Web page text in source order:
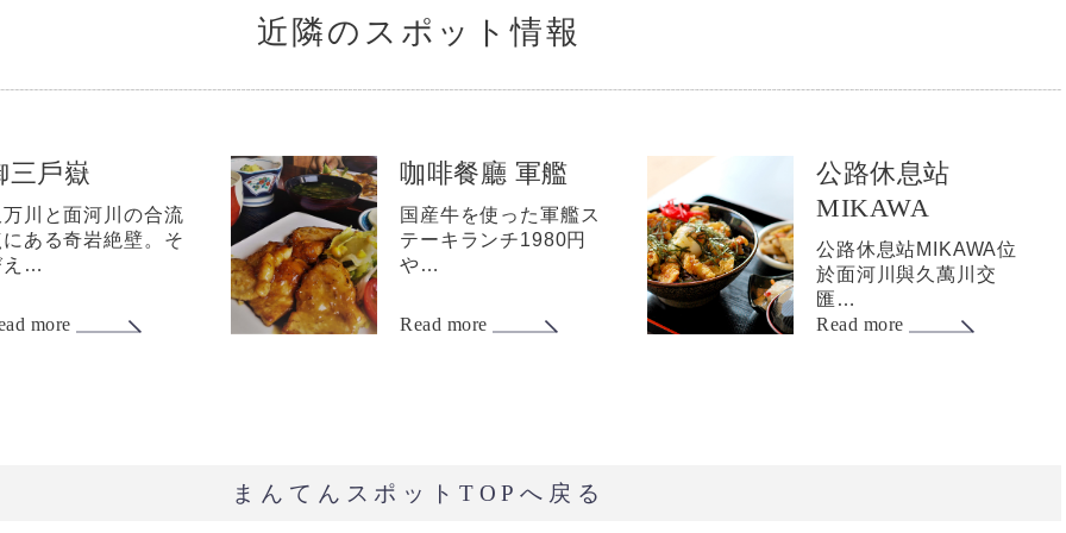
近隣のスポット情報
三戶嶽
川と面河川の合流
ある奇岩絶壁。そ
え…
more
咖啡餐廳 軍艦
国産牛を使った軍艦ス
テーキランチ1980円
や…
Read more
公路休息站
MIKAWA
公路休息站MIKAWA位
於面河川與久萬川交
匯…
Read more
まんてんスポットTOPへ戻る